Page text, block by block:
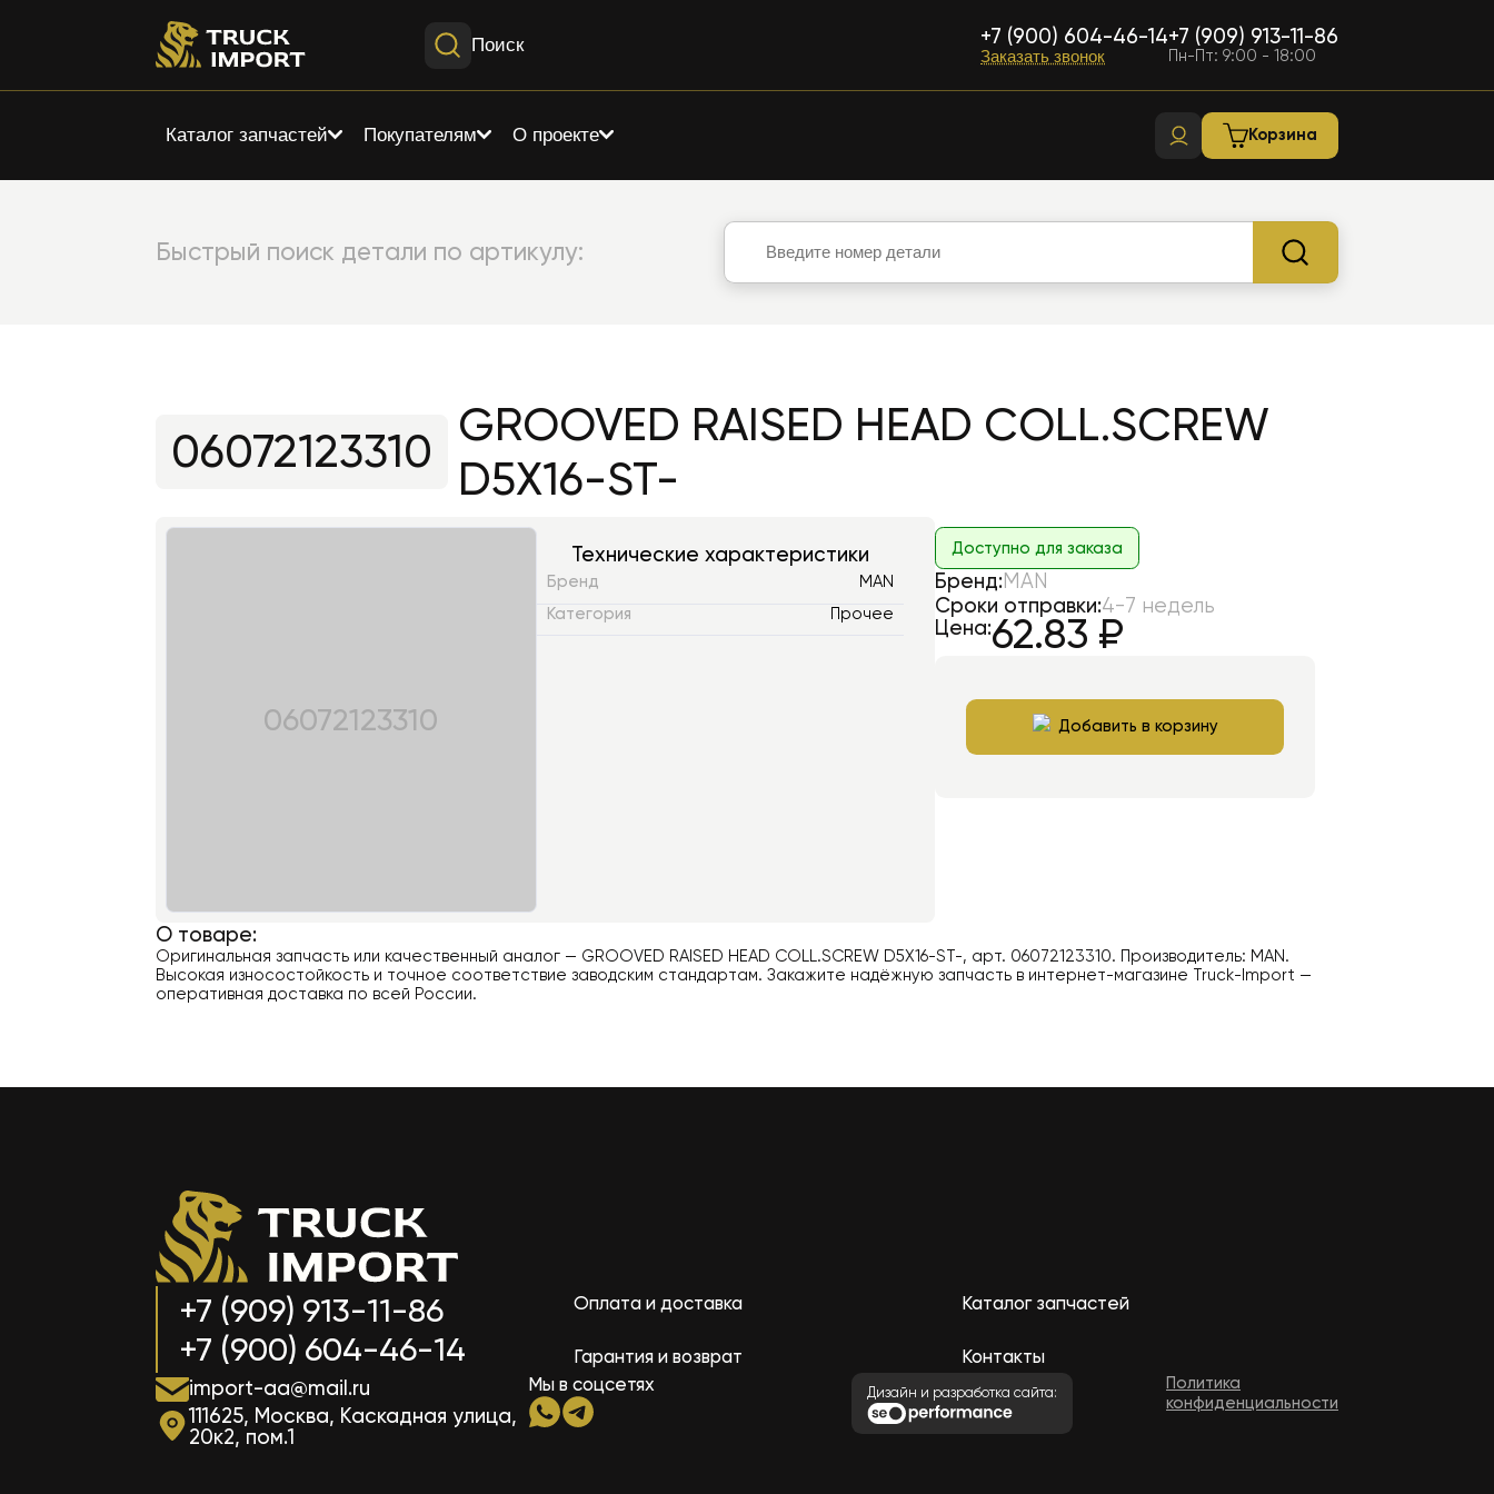
Поиск +7 (900) 604-46-14
Заказать звонок
+7 (909) 913-11-86
Пн-Пт: 9:00 - 18:00
Каталог запчастей Покупателям О проекте Корзина
Быстрый поиск детали по артикулу:
GROOVED RAISED HEAD COLL.SCREW
D5X16-ST-
06072123310
06072123310
Технические характеристики
Бренд
MAN
Категория
Прочее
Доступно для заказа
Бренд:MAN
Сроки отправки:4-7 недель
Цена:62.83 ₽
Добавить в корзину
О товаре:
Оригинальная запчасть или качественный аналог — GROOVED RAISED HEAD COLL.SCREW D5X16-ST-, арт. 06072123310. Производитель: MAN.
Высокая износостойкость и точное соответствие заводским стандартам. Закажите надёжную запчасть в интернет-магазине Truck-Import —
оперативная доставка по всей России.
+7 (909) 913-11-86
+7 (900) 604-46-14
Оплата и доставка
Гарантия и возврат
Каталог запчастей
Контакты
import-aa@mail.ru
111625, Москва, Каскадная улица,
20к2, пом.1
Мы в соцсетях Дизайн и разработка сайта:
Политика
конфиденциальности